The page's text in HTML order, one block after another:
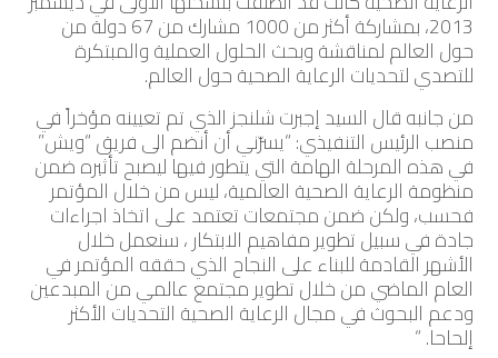
2013، بمشاركة أكثر من 1000 مشارك من 67 دولة من
حول العالم لمناقشة وبحث الحلول العملية والمبتكرة
للتصدي لتحديات الرعاية الصحية حول العالم.
من جانبه قال السيد إجبرت شلنجز الذي تم تعيينه مؤخراً في
منصب الرئيس التنفيذي: “يسرّني أن أنضم الى فريق “ويش”
في هذه المرحلة الهامة التي يتطور فيها ليصبح تأثيره ضمن
منظومة الرعاية الصحية العالمية، ليس من خلال المؤتمر
فحسب، ولكن ضمن مجتمعات تعتمد على اتخاذ اجراءات
جادة في سبيل تطوير مفاهيم الابتكار ، سنعمل خلال
الأشهر القادمة للبناء على النجاح الذي حققه المؤتمر في
العام الماضي من خلال تطوير مجتمع عالمي من المبدعين
ودعم البحوث في مجال الرعاية الصحية التحديات الأكثر
إلحاحا. “